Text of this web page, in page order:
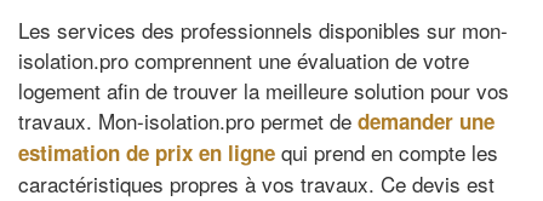
Les services des professionnels disponibles sur mon-
isolation.pro comprennent une évaluation de votre
logement afin de trouver la meilleure solution pour vos
travaux. Mon-isolation.pro permet de demander une
estimation de prix en ligne qui prend en compte les
caractéristiques propres à vos travaux. Ce devis est